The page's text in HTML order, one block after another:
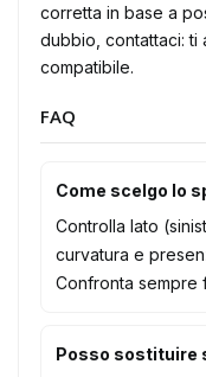
corretta in base a
dubbio, contattaci: ti
compatibile.
FAQ
Come scelgo lo
Controlla lato
curvatura e
Confronta sempre
Posso sostituire